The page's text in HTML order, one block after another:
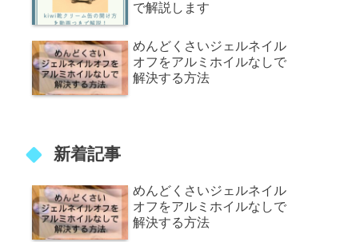
で解説します
めんどくさいジェルネイル
オフをアルミホイルなしで
解決する方法
新着記事
めんどくさいジェルネイル
オフをアルミホイルなしで
解決する方法